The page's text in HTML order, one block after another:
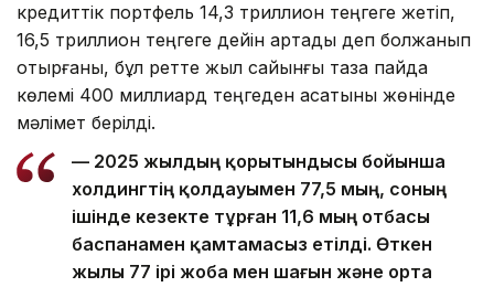
кредиттік портфель 14,3 триллион теңгеге жетіп,
16,5 триллион теңгеге дейін артады деп болжанып
отырғаны, бұл ретте жыл сайынғы таза пайда
көлемі 400 миллиард теңгеден асатыны жөнінде
мәлімет берілді.
— 2025 жылдың қорытындысы бойынша
холдингтің қолдауымен 77,5 мың, соның
ішінде кезекте тұрған 11,6 мың отбасы
баспанамен қамтамасыз етілді. Өткен
жылы 77 ірі жоба мен шағын және орта